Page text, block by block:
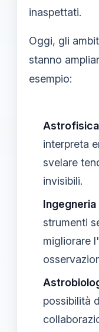
inaspettati.
Oggi, gli
stanno
esempio:
interpreta
svelare
invisibili.
Ingegneria
strumenti
migliorare
possibilità